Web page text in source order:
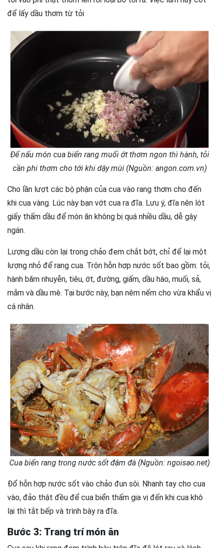
để lấy dầu thơm từ tỏi
Để nấu món cua biển rang muối ớt thơm ngon thì hành, tỏi
cần phi thơm cho tới khi dậy mùi (Nguồn: angon.com.vn)
Cho lần lượt các bộ phận của cua vào rang thơm cho đến
khi cua vàng. Lúc này bạn vớt cua ra đĩa. Lưu ý, đĩa nên lót
giấy thấm dầu để món ăn không bị quá nhiều dầu, dễ gây
ngán.
Lượng dầu còn lại trong chảo đem chắt bớt, chỉ để lại một
lượng nhỏ để rang cua. Trộn hỗn hợp nước sốt bao gồm: tỏi,
hành băm nhuyễn, tiêu, ớt, đường, giấm, dầu hào, muối, sả,
mắm và dầu mè. Tại bước này, bạn nêm nếm cho vừa khẩu vị
cá nhân.
Cua biển rang trong nước sốt đậm đà (Nguồn: ngoisao.net)
Đổ hỗn hợp nước sốt vào chảo đun sôi. Nhanh tay cho cua
vào, đảo thật đều để cua biển thấm gia vị đến khi cua khô
lại thì tắt bếp và trình bày ra đĩa.
Bước 3: Trang trí món ăn